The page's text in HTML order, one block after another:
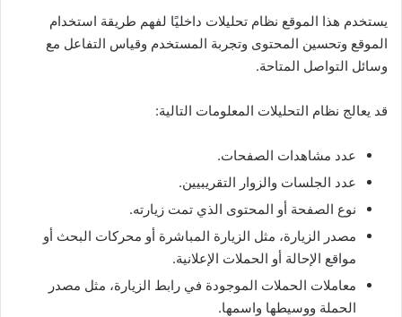
يستخدم هذا الموقع نظام تحليلات داخليًا لفهم طريقة استخدام
الموقع وتحسين المحتوى وتجربة المستخدم وقياس التفاعل مع
وسائل التواصل المتاحة.
قد يعالج نظام التحليلات المعلومات التالية:
عدد مشاهدات الصفحات.
عدد الجلسات والزوار التقريبيين.
نوع الصفحة أو المحتوى الذي تمت زيارته.
مصدر الزيارة، مثل الزيارة المباشرة أو محركات البحث أو
مواقع الإحالة أو الحملات الإعلانية.
معاملات الحملات الموجودة في رابط الزيارة، مثل مصدر
الحملة ووسيطها واسمها.